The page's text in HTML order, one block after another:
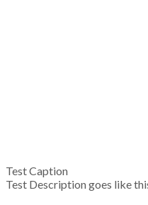
Test Caption
Test Description goes like